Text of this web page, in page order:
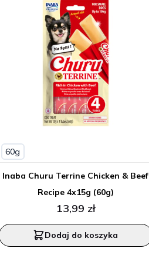
60g
Inaba Churu Terrine Chicken & Beef
Recipe 4x15g (60g)
13,99 zł
Dodaj do koszyka